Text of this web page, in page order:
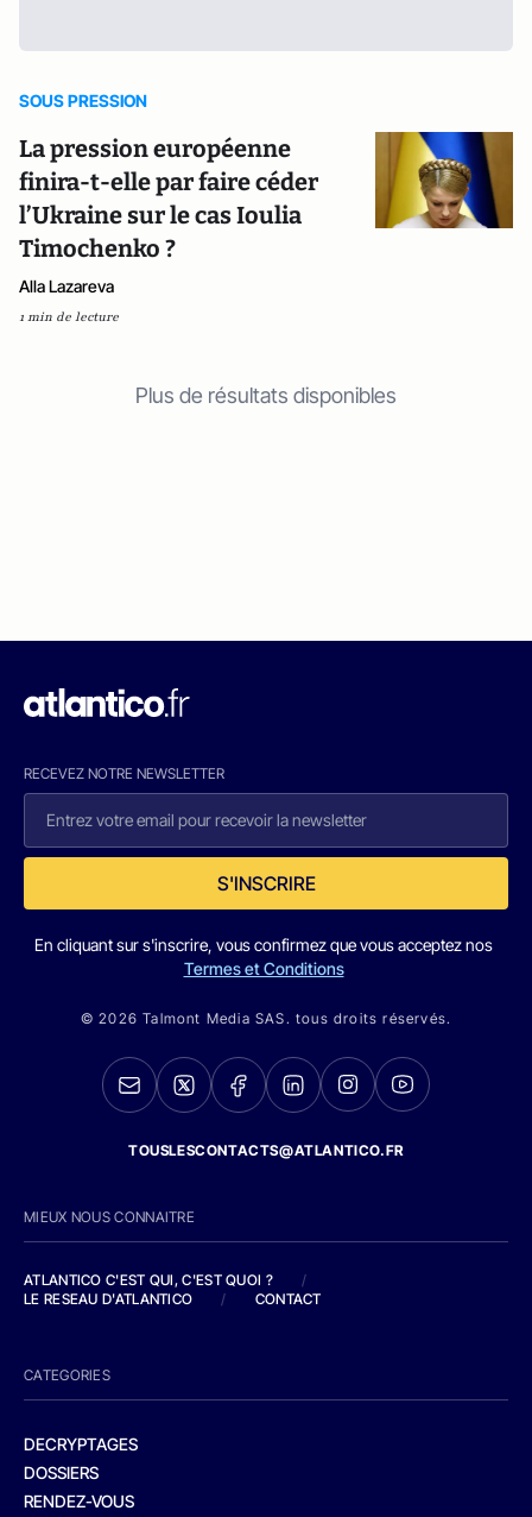
SOUS PRESSION
La pression européenne
finira-t-elle par faire céder
l’Ukraine sur le cas Ioulia
Timochenko ?
Alla Lazareva
1 min de lecture
Plus de résultats disponibles
RECEVEZ NOTRE NEWSLETTER
S'INSCRIRE
En cliquant sur s'inscrire, vous confirmez que vous acceptez nos
Termes et Conditions
© 2026 Talmont Media SAS. tous droits réservés.
TOUSLESCONTACTS@ATLANTICO.FR
MIEUX NOUS CONNAITRE
ATLANTICO C'EST QUI, C'EST QUOI ?
/
LE RESEAU D'ATLANTICO
/ CONTACT
CATEGORIES
DECRYPTAGES
DOSSIERS
RENDEZ-VOUS